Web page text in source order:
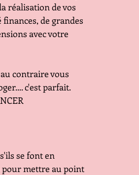
réalisation de vos
finances, de grandes
avec votre
contraire vous
c'est parfait.
se font en
pour mettre au point